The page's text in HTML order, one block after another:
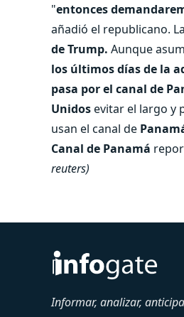
"entonces
añadió el republicano.
de Trump. Aunque
los últimos días de la
pasa por el canal de
Unidosevitar el largo y
usan el canal de
Canal de Panamá
reuters)
Informar, analizar,